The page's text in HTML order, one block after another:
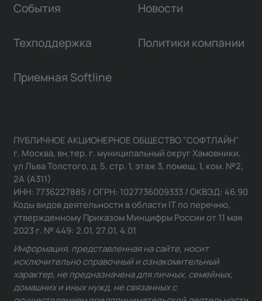
События Новости
Техподдержка Политики компании
Приемная Softline
ПУБЛИЧНОЕ АКЦИОНЕРНОЕ ОБЩЕСТВО "СОФТЛАЙН"
г. Москва, вн.тер. г. муниципальный округ Хамовники,
ул Льва Толстого, д. 5, стр. 1, этаж 3, помещ. 1, ком. №2,
2А (А311)
ИНН: 7736227885 / ОГРН: 1027736009333 / ОКВЭД: 46.90
Коды видов деятельности в области IT по перечню,
утвержденному Приказом Минцифры России от 11 мая
2023 г. № 449: 2.01, 27.01, 4.01
Информация, представленная на сайте, носит
исключительно справочный и ознакомительный
характер, не предназначена для личных, семейных,
домашних и иных нужд, не связанных с